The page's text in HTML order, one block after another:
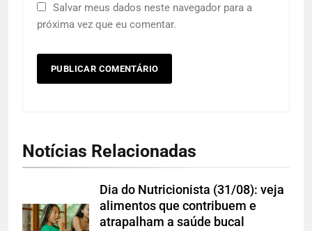
Salvar meus dados neste navegador para a
próxima vez que eu comentar.
Notícias Relacionadas
Dia do Nutricionista (31/08): veja
alimentos que contribuem e
atrapalham a saúde bucal